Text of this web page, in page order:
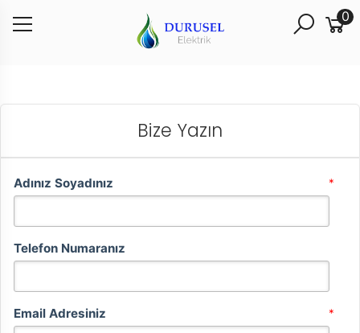
0
Bize Yazın
Adınız Soyadınız *
Telefon Numaranız
Email Adresiniz *